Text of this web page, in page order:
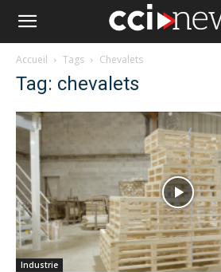
Accueil Tags Chevalets
Tag: chevalets
Industrie